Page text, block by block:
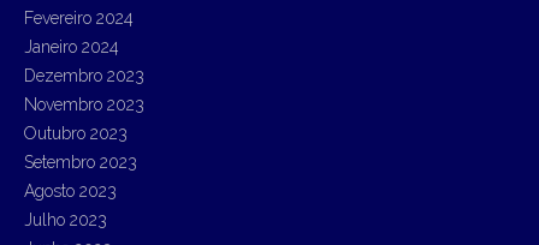
Fevereiro 2024
Janeiro 2024
Dezembro 2023
Novembro 2023
Outubro 2023
Setembro 2023
Agosto 2023
Julho 2023